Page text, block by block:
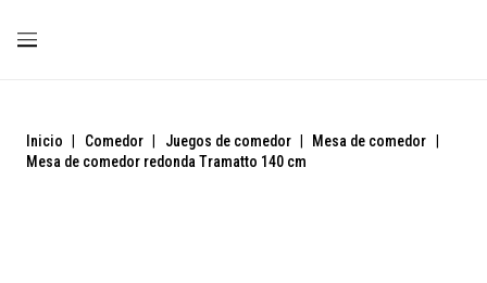
Inicio | Comedor | Juegos de comedor | Mesa de comedor |
Mesa de comedor redonda Tramatto 140 cm